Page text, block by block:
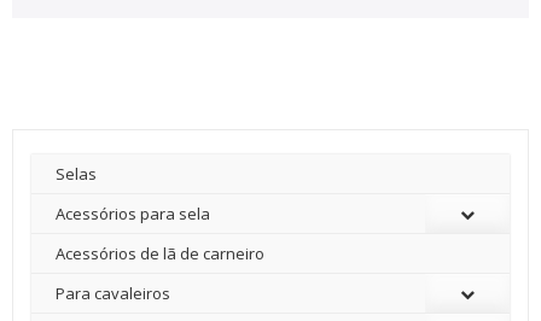
Selas
Acessórios para sela
Acessórios de lã de carneiro
Para cavaleiros